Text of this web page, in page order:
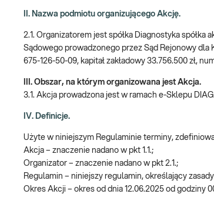
II. Nazwa podmiotu organizującego Akcję.
2.1. Organizatorem jest spółka Diagnostyka
Sądowego prowadzonego przez Sąd Rejonowy dla
675-126-50-09, kapitał zakładowy 33.756.500 zł,
III. Obszar, na którym organizowana jest Akcja.
3.1. Akcja prowadzona jest w ramach e-Sklepu
IV. Definicje.
Użyte w niniejszym Regulaminie terminy,
Akcja – znaczenie nadano w pkt 1.1.;
Organizator – znaczenie nadano w pkt 2.1.;
Regulamin – niniejszy regulamin, określający
Okres Akcji – okres od dnia 12.06.2025 od godziny